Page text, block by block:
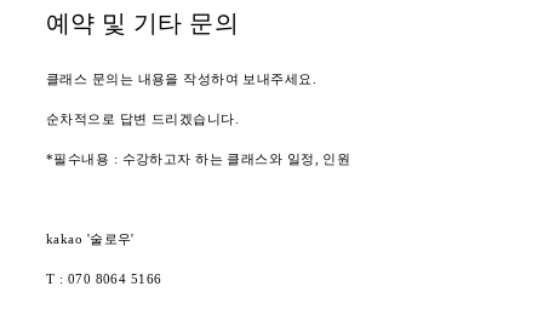
예약 및 기타 문의
클래스 문의는 내용을 작성하여 보내주세요.
순차적으로 답변 드리겠습니다.
*필수내용 : 수강하고자 하는 클래스와 일정, 인원
kakao '술로우'
T : 070 8064 5166